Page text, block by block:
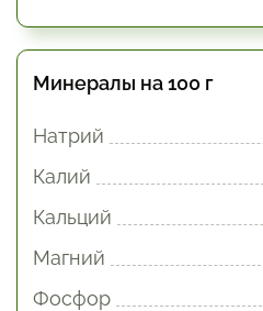
Минералы на 100 г
Натрий
Калий
Кальций
Магний
Фосфор